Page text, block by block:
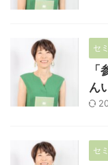
セ
ん
セ